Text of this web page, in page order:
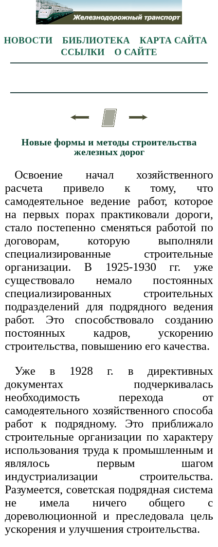
НОВОСТИ БИБЛИОТЕКА
КАРТА САЙТА
ССЫЛКИ
О САЙТЕ
Новые формы и методы строительства
железных дорог
Освоение начал хозяйственного
расчета привело к тому, что
самодеятельное ведение работ, которое
на первых порах практиковали дороги,
стало постепенно сменяться работой по
договорам, которую выполняли
специализированные строительные
организации. В 1925-1930 гг. уже
существовало немало постоянных
специализированных строительных
подразделений для подрядного ведения
работ. Это способствовало созданию
постоянных кадров, ускорению
строительства, повышению его качества.
Уже в 1928 г. в директивных
документах подчеркивалась
необходимость перехода от
самодеятельного хозяйственного способа
работ к подрядному. Это приближало
строительные организации по характеру
использования труда к промышленным и
являлось первым шагом
индустриализации строительства.
Разумеется, советская подрядная система
не имела ничего общего с
дореволюционной и преследовала цель
ускорения и улучшения строительства.